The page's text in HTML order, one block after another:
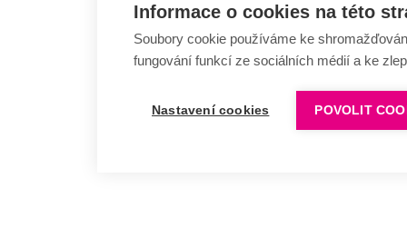
Informace o cookies na této
Soubory cookie používáme ke
fungování funkcí ze sociálních médií a ke
Nastavení cookies POVOLIT